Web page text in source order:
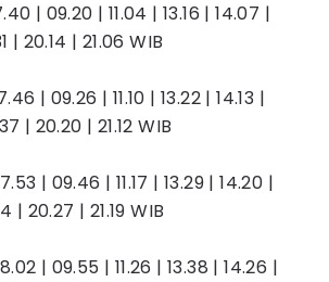
| 09.20 | 11.04 | 13.16 | 14.07 |
| 20.14 | 21.06 WIB
| 09.26 | 11.10 | 13.22 | 14.13 |
| 20.20 | 21.12 WIB
| 09.46 | 11.17 | 13.29 | 14.20 |
| 20.27 | 21.19 WIB
| 09.55 | 11.26 | 13.38 | 14.26 |